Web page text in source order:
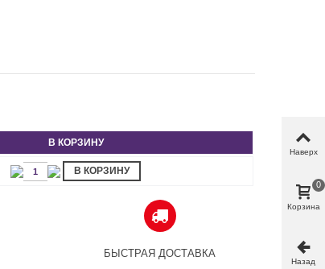
В КОРЗИНУ
В КОРЗИНУ
БЫСТРАЯ ДОСТАВКА
Наверх
Корзина
0
Назад